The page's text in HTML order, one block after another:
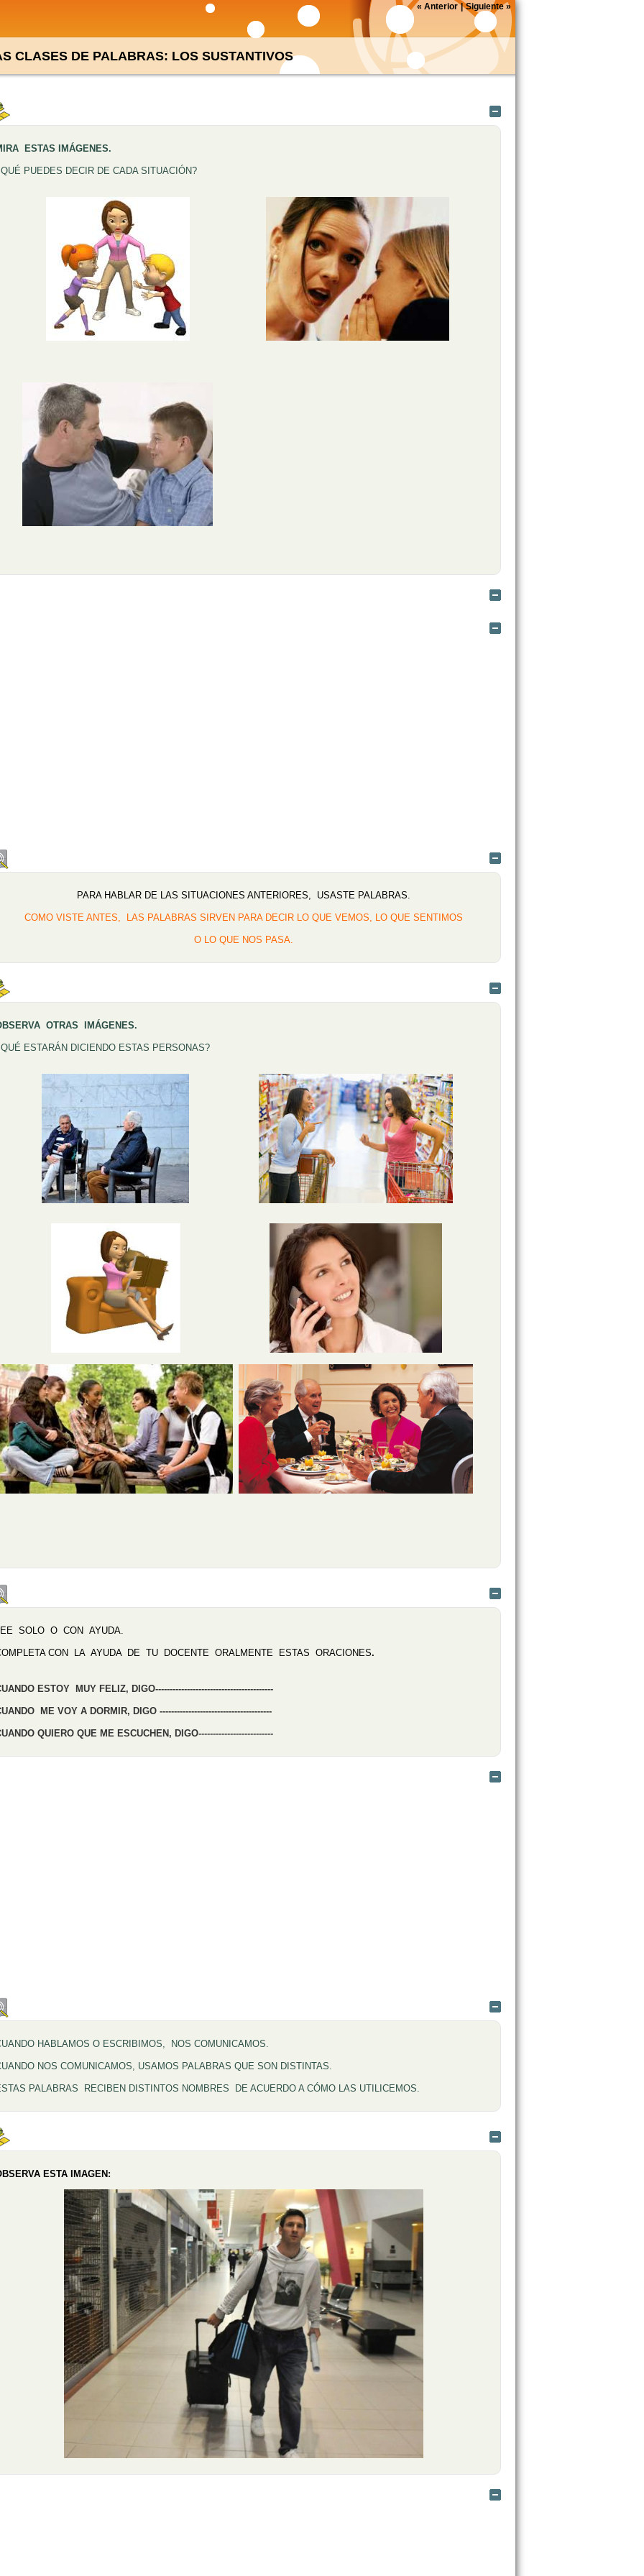
« Anterior|Siguiente»
CLASES DE PALABRAS: LOS SUSTANTIVOS
ESTAS IMÁGENES.
PUEDES DECIR DE CADA SITUACIÓN?
PARA HABLAR DE LAS SITUACIONES ANTERIORES, USASTE PALABRAS.
COMO VISTE ANTES, LAS PALABRAS SIRVEN PARA DECIR LO QUE VEMOS, LO QUE SENTIMOS
O LO QUE NOS PASA.
OTRAS IMÁGENES.
ESTARÁN DICIENDO ESTAS PERSONAS?
SOLO O CON AYUDA.
CON LA AYUDA DE TU DOCENTE ORALMENTE ESTAS ORACIONES.
ESTOY MUY FELIZ, DIGO-----------------------------------------
ME VOY A DORMIR, DIGO ---------------------------------------
QUIERO QUE ME ESCUCHEN, DIGO--------------------------
HABLAMOS O ESCRIBIMOS, NOS COMUNICAMOS.
NOS COMUNICAMOS, USAMOS PALABRAS QUE SON DISTINTAS.
PALABRAS RECIBEN DISTINTOS NOMBRES DE ACUERDO A CÓMO LAS UTILICEMOS.
ESTA IMAGEN: